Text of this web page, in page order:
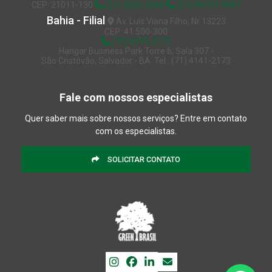
Fornecimento de mão de obra especializada
Fornecimento de mão de obra especializada na bahia
Fornecimento de mão de obra especializada em mg
Fornecimento de mão de obra especializada no rj
Fornecimento de mão de obra especializada em química
Fornecimento de mão de obra especializada em são paulo
Investigação de solo contaminado
Investigação de solo contaminado por esgoto
Investigação de solo contaminado por metais pesados
CEP: 21011-130
(21) 3526-2060 (21) 96721-9997
Bahia - Filial
Av. Luís Viana Filho, Nr 13223
CEP: 41.500-300
(71) 4141-2173
Hangar Business Park Torre 6, Sala 307 -
São Cristóvão, Salvador - BA. Tel.: (71) 4141-2173
Fale com nossos especialistas
Quer saber mais sobre nossos serviços? Entre em contato
com os especialistas.
SOLICITAR CONTATO